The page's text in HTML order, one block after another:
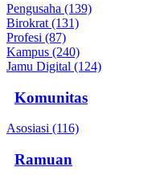
Pengusaha (139)
Birokrat (131)
Profesi (87)
Kampus (240)
Jamu Digital (124)
Komunitas
Asosiasi (116)
Ramuan